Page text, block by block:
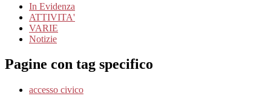
In Evidenza
ATTIVITA'
VARIE
Notizie
Pagine con tag specifico
accesso civico